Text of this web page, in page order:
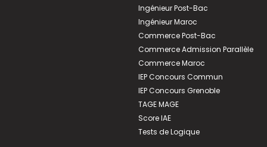
Ingénieur Post-Bac
Ingénieur Maroc
Commerce Post-Bac
Commerce Admission Parallèle
Commerce Maroc
IEP Concours Commun
IEP Concours Grenoble
TAGE MAGE
Score IAE
Tests de Logique